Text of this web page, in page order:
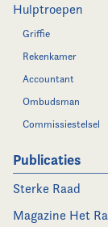
Hulptroepen
Griffie
Rekenkamer
Accountant
Ombudsman
Commissiestelsel
Publicaties
Sterke Raad
Magazine Het